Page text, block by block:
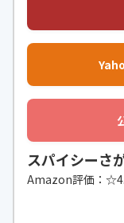
スパイシーさ
Amazon評価：